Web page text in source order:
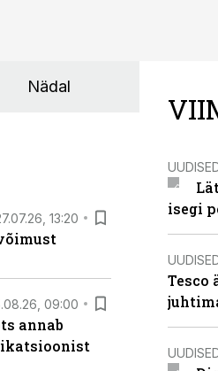
Nädal
13:20
09:00
annab
isegi
Tesco